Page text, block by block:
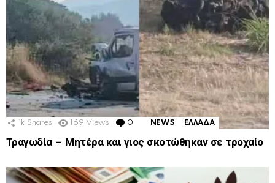
1k Shares 169 Views 0 Comments
NEWS ΕΛΛΑΔΑ
Τραγωδία – Μητέρα και γιος σκοτώθηκαν σε τροχαίο